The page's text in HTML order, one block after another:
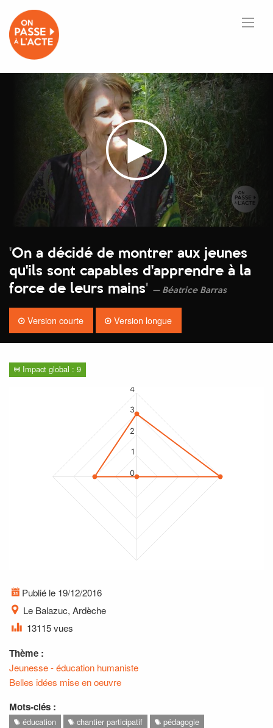
'On a décidé de montrer aux jeunes
qu'ils sont capables d'apprendre à la
force de leurs mains' Béatrice Barras
Version courte Version longue
Impact global : 9
0
1
2
3
4
Publié le 19/12/2016
Le Balazuc, Ardèche
13115 vues
Thème :
Jeunesse - éducation humaniste
Belles idées mise en oeuvre
Mots-clés :
éducation chantier participatif
pédagogie